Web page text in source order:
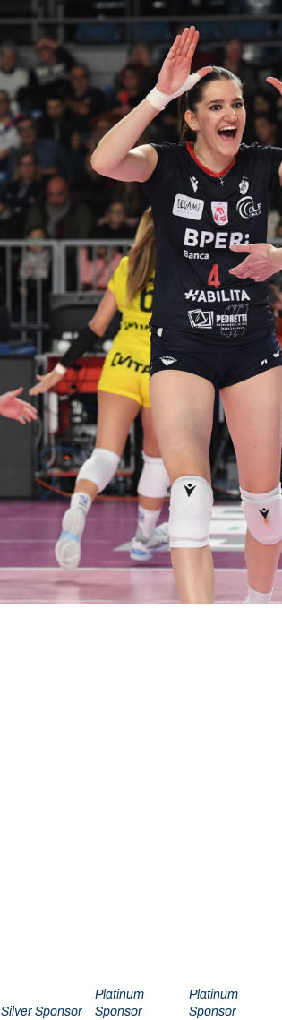
Silver Sponsor
Platinum
Sponsor
Platinum
Sponsor